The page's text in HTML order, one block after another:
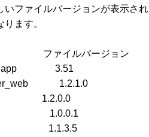
ファイルバージョンが表示され
ます。
　　ファイルバージョン
　　　　3.51
　　　 1.2.1.0
　　　1.2.0.0
　　　 1.0.0.1
　　　 1.1.3.5